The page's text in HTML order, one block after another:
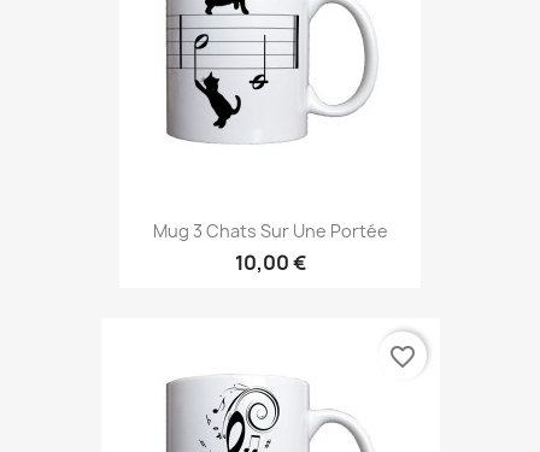
Mug 3 Chats Sur Une Portée
10,00 €
favorite_border